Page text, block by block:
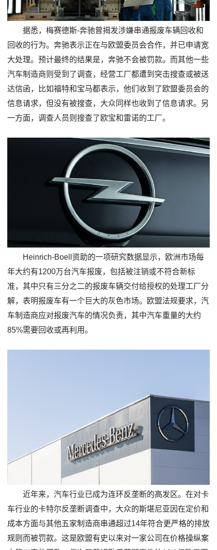
据悉，梅赛德斯-奔驰曾揭发涉嫌串通报废车辆回收和
回收的行为。奔驰表示正在与欧盟委员会合作，并已申请宽
大处理。预计最终的结果是，奔驰不会被罚款。而其他一些
汽车制造商则受到了调查，经营工厂都遭到突击搜查或被送
达信函，比如福特和宝马都表示，他们收到了欧盟委员会的
信息请求，但没有被搜查，大众同样也收到了信息请求。另
一方面，调查人员则搜查了欧宝和雷诺的工厂。
Heinrich-Boell资助的一项研究数据显示，欧洲市场每
年大约有1200万台汽车报废，包括被注销或不符合新标
准，其中只有三分之二的报废车辆交付给授权的处理工厂分
解，表明报废车有一个巨大的灰色市场。欧盟法规要求，汽
车制造商应对报废汽车的情况负责，其中汽车重量的大约
85%需要回收或再利用。
近年来，汽车行业已成为连环反垄断的高发区。在对卡
车行业的卡特尔反垄断调查中，大众的斯堪尼亚因在定价和
成本方面与其他五家制造商串通超过14年符合更严格的排放
规则而被罚款。这是欧盟有史以来对一家公司在价格操纵案